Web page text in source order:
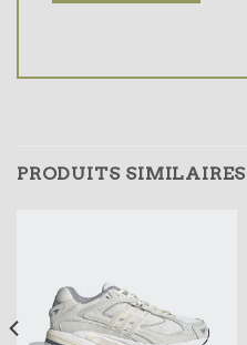
PRODUITS SIMILAIRES